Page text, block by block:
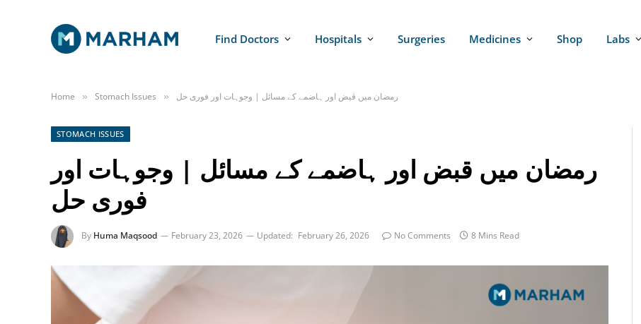
Find Doctors Hospitals Surgeries Medicines Shop Labs
Home » Stomach Issues » رمضان میں قبض اور ہاضمے کے مسائل | وجوہات اور فوری حل
STOMACH ISSUES
رمضان میں قبض اور ہاضمے کے مسائل | وجوہات اور
فوری حل
By Huma Maqsood February 23, 2026 Updated: February 26, 2026 No Comments 8 Mins Read